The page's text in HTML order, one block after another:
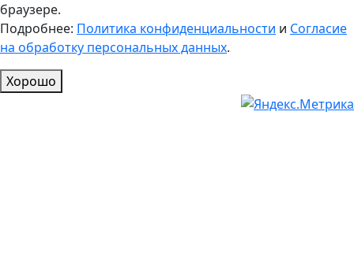
браузере.
Подробнее: Политика конфиденциальности и Согласие
на обработку персональных данных.
Хорошо